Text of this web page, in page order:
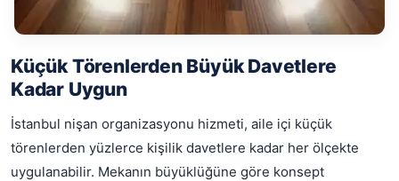
Küçük Törenlerden Büyük Davetlere
Kadar Uygun
İstanbul nişan organizasyonu hizmeti, aile içi küçük
törenlerden yüzlerce kişilik davetlere kadar her ölçekte
uygulanabilir. Mekanın büyüklüğüne göre konsept